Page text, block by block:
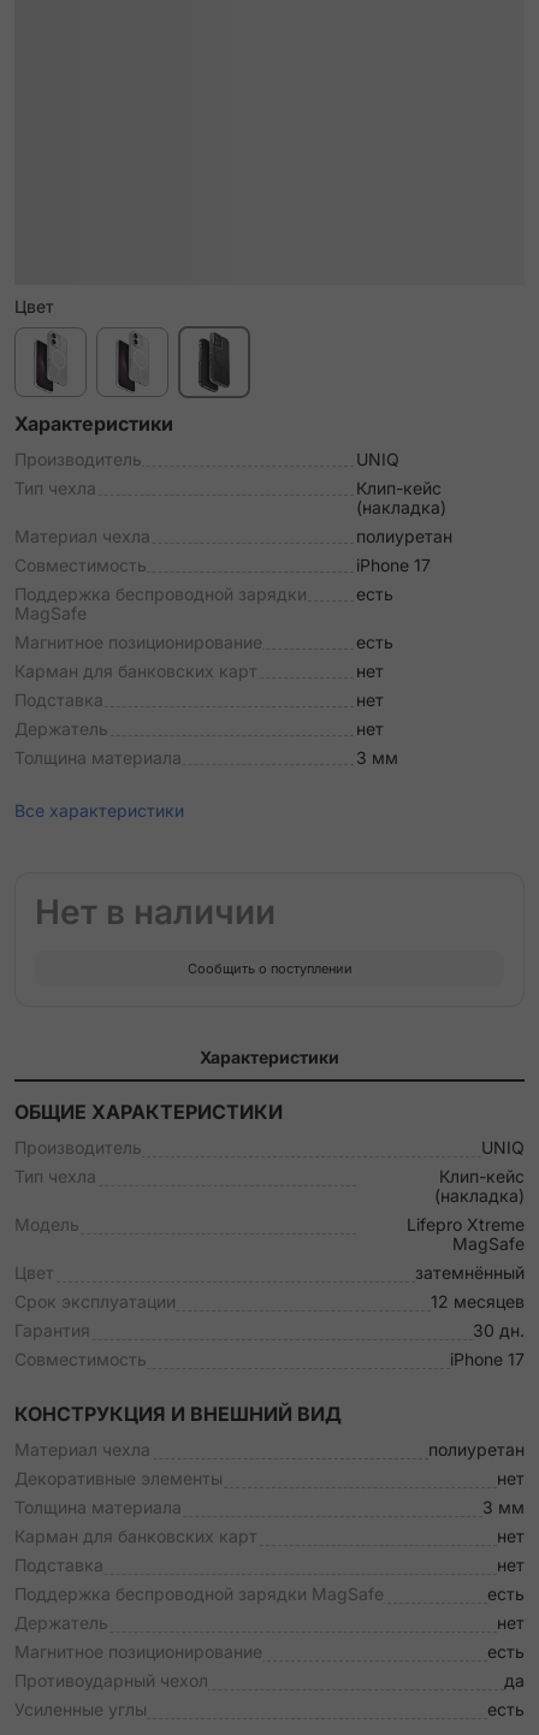
Цвет
Характеристики
Производитель
UNIQ
Тип чехла
Клип-кейс
(накладка)
Материал чехла
полиуретан
Совместимость
iPhone 17
Поддержка беспроводной зарядки
MagSafe
есть
Магнитное позиционирование
есть
Карман для банковских карт
нет
Подставка
нет
Держатель
нет
Толщина материала
3 мм
Все характеристики
Нет в наличии
Сообщить о поступлении
Характеристики
ОБЩИЕ ХАРАКТЕРИСТИКИ
Производитель
UNIQ
Тип чехла
Клип-кейс
(накладка)
Модель
Lifepro Xtreme
MagSafe
Цвет
затемнённый
Срок эксплуатации
12 месяцев
Гарантия
30 дн.
Совместимость
iPhone 17
КОНСТРУКЦИЯ И ВНЕШНИЙ ВИД
Материал чехла
полиуретан
Декоративные элементы
нет
Толщина материала
3 мм
Карман для банковских карт
нет
Подставка
нет
Поддержка беспроводной зарядки MagSafe
есть
Держатель
нет
Магнитное позиционирование
есть
Противоударный чехол
да
Усиленные углы
есть